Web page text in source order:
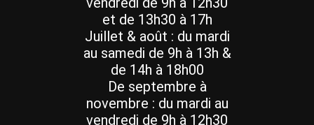
et de 13h30 à 17h
Juillet & août : du mardi
au samedi de 9h à 13h &
de 14h à 18h00
De septembre à
novembre : du mardi au
vendredi de 9h à 12h30